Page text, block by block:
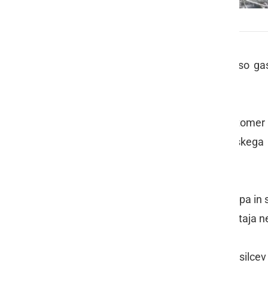
V sredo, 5. februarja, okoli 9. ure, so
Ob 13.40 uri pa so gasilci PGD
ledene sveča s strehe
V teh dneh sicer z marsikaterega kapa
strehe nagnjene čez pločnike in obstaja
Danes je tudi nekaj ljutomerskih